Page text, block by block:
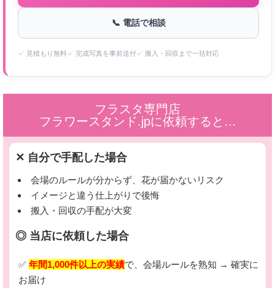
📞 電話で相談
✓ 見積もり無料✓ 完成写真を事前送付✓ 搬入・回収まで一括対応
フラスタ専門店
フラワースタンド.jpに依頼すると…
✕ 自分で手配した場合
会場のルールが分からず、花が届かないリスク
イメージと違う仕上がりで後悔
搬入・回収の手配が大変
◎ 当店に依頼した場合
✅ 年間1,000件以上の実績で、会場ルールを熟知 → 確実に
お届け